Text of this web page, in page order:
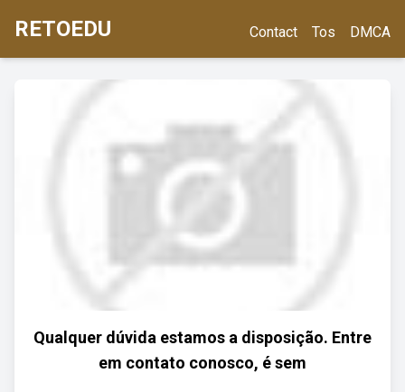
RETOEDU Contact Tos DMCA
Qualquer dúvida estamos a disposição. Entre
em contato conosco, é sem